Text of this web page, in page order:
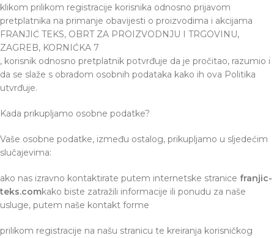
klikom prilikom registracije korisnika odnosno prijavom
pretplatnika na primanje obavijesti o proizvodima i akcijama
FRANJIĆ TEKS, OBRT ZA PROIZVODNJU I TRGOVINU,
ZAGREB, KORNIĆKA 7
, korisnik odnosno pretplatnik potvrđuje da je pročitao, razumio i
da se slaže s obradom osobnih podataka kako ih ova Politika
utvrđuje.
Kada prikupljamo osobne podatke?
Vaše osobne podatke, između ostalog, prikupljamo u sljedećim
slučajevima:
ako nas izravno kontaktirate putem internetske stranice franjic-
teks.comkako biste zatražili informacije ili ponudu za naše
usluge, putem naše kontakt forme
prilikom registracije na našu stranicu te kreiranja korisničkog